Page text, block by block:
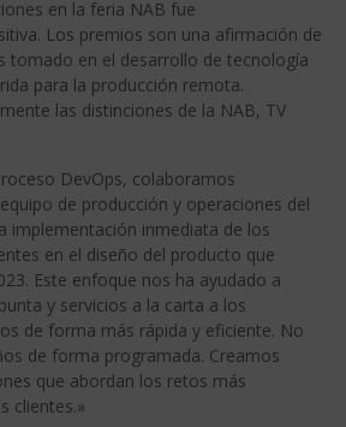
en la feria NAB fue
Los premios son una afirmación de
tomado en el desarrollo de tecnología
para la producción remota.
las distinciones de la NAB, TV
DevOps, colaboramos
de producción y operaciones del
implementación inmediata de los
en el diseño del producto que
Este enfoque nos ha ayudado a
y servicios a la carta a los
de forma más rápida y eficiente. No
de forma programada. Creamos
que abordan los retos más
clientes.»